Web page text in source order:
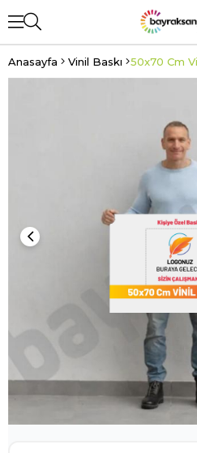
Anasayfa Vinil Baskı 50x70 Cm